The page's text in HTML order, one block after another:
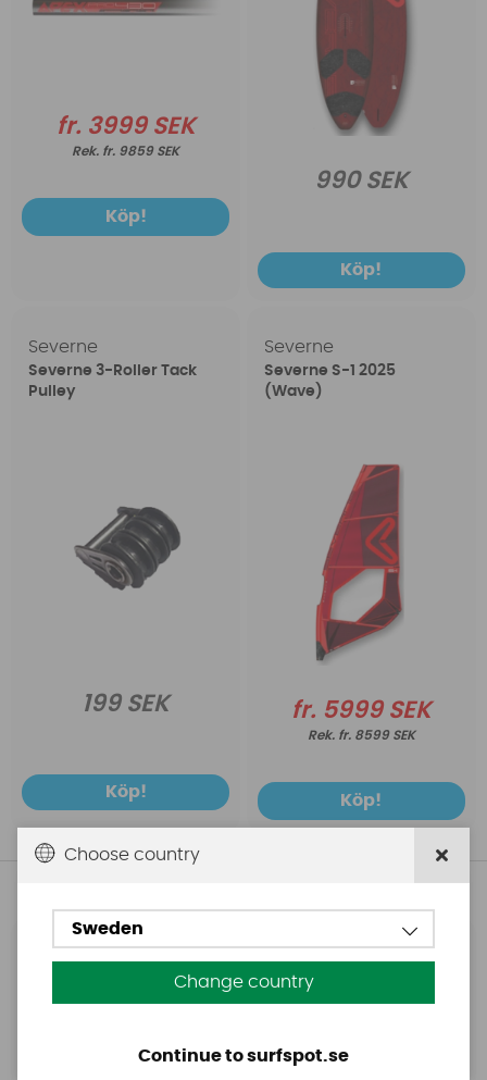
fr. 3999 SEK
fr. 9859 SEK
Köp!
990 SEK
Köp!
Severne
Severne 3-Roller Tack
Pulley
199 SEK
Köp!
Severne
Severne S-1 2025
(Wave)
fr. 5999 SEK
fr. 8599 SEK
Köp!
Base Rechargeable
SUP Pump
Aquasure FD
Choose country
Sweden
Change country
Continue to surfspot.se